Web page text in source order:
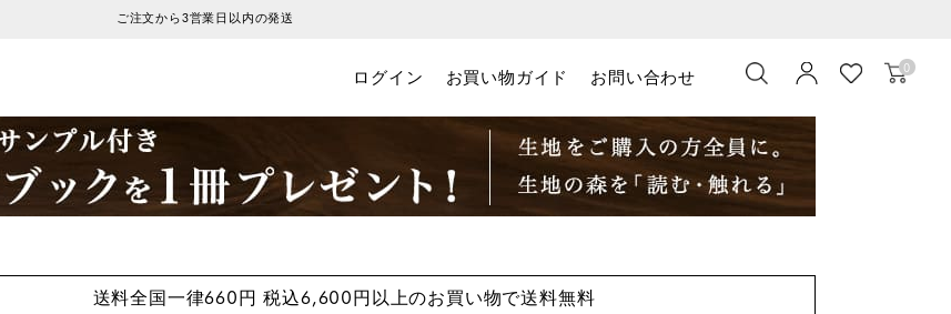
ご注文から3営業日以内の発送
ログイン お買い物ガイド お問い合わせ 0
送料全国一律660円 税込6,600円以上のお買い物で送料無料